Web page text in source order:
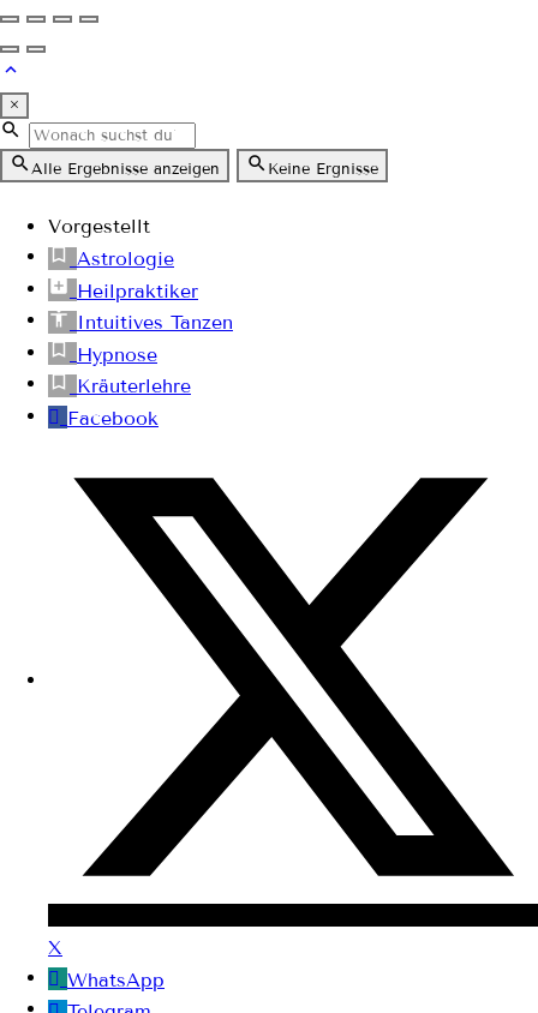
×
Alle Ergebnisse anzeigen Keine Ergnisse
Vorgestellt
Astrologie
Heilpraktiker
Intuitives Tanzen
Hypnose
Kräuterlehre
Facebook
X
WhatsApp